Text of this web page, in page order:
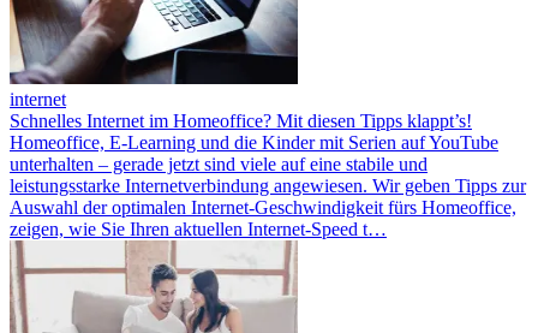
internet
Schnelles Internet im Homeoffice? Mit diesen Tipps klappt’s!
Homeoffice, E-Learning und die Kinder mit Serien auf YouTube
unterhalten – gerade jetzt sind viele auf eine stabile und
leistungsstarke Internetverbindung angewiesen. Wir geben Tipps zur
Auswahl der optimalen Internet-Geschwindigkeit fürs Homeoffice,
zeigen, wie Sie Ihren aktuellen Internet-Speed t…